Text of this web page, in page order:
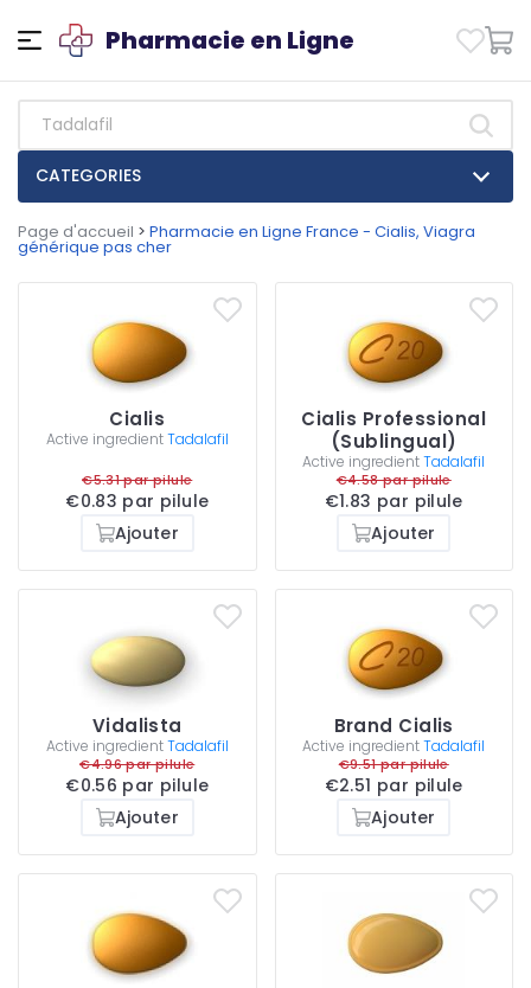
Pharmacie en Ligne
CATEGORIES
Page d'accueil > Pharmacie en Ligne France - Cialis, Viagra
générique pas cher
Cialis
Active ingredientTadalafil
€5.31 par pilule
€0.83 par pilule
Ajouter
Cialis Professional
(Sublingual)
Active ingredientTadalafil
€4.58 par pilule
€1.83 par pilule
Ajouter
Vidalista
Active ingredientTadalafil
€4.96 par pilule
€0.56 par pilule
Ajouter
Brand Cialis
Active ingredientTadalafil
€9.51 par pilule
€2.51 par pilule
Ajouter